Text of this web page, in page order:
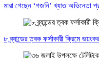
মারা গেছেন ‘গজনি’ খ্যাত অভিনেতা
৮ ব্র্যান্ডের ত্বক ফর্সাকারী ক্রিমে